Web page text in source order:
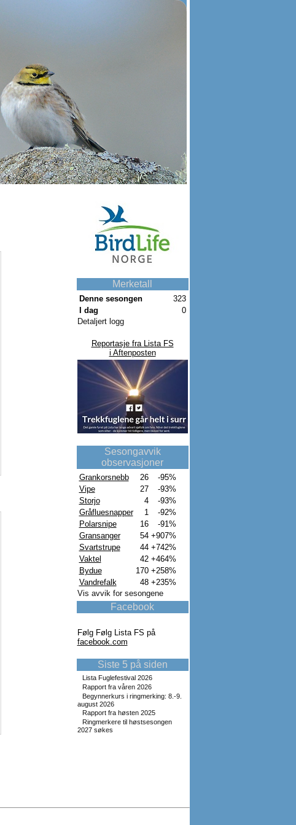
Merketall
Denne sesongen
323
I dag
0
Detaljert logg
Reportasje fra Lista FS
i Aftenposten
Sesongavvik
observasjoner
Grankorsnebb 26
-95%
Vipe
27
-93%
Storjo
4
-93%
Gråfluesnapper
1
-92%
Polarsnipe
16
-91%
Gransanger
54 +907%
Svartstrupe
44 +742%
Vaktel
42 +464%
Bydue
170 +258%
Vandrefalk
48 +235%
Vis avvik for sesongene
Facebook
Følg Følg Lista FS på
facebook.com
Siste 5 på siden
Lista Fuglefestival 2026
Rapport fra våren 2026
Begynnerkurs i ringmerking: 8.-9.
august 2026
Rapport fra høsten 2025
Ringmerkere til høstsesongen
2027 søkes